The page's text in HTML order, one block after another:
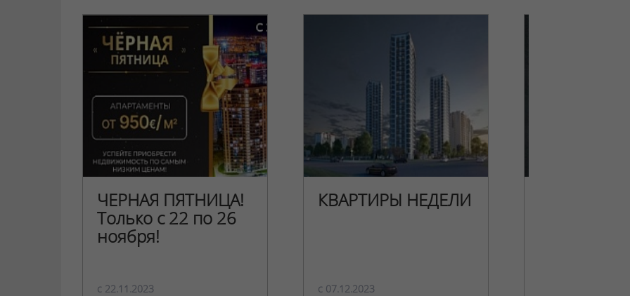
ЧЕРНАЯ ПЯТНИЦА!
Только с 22 по 26
ноября!
c 22.11.2023
КВАРТИРЫ НЕДЕЛИ
c 07.12.2023